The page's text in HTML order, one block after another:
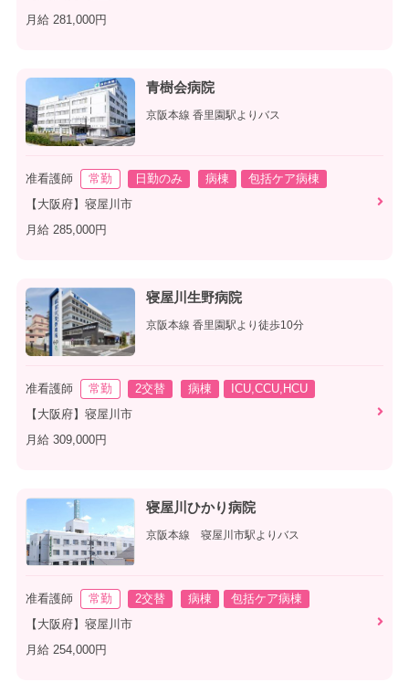
月給 281,000円
青樹会病院
京阪本線 香里園駅よりバス
准看護師 常勤 日勤のみ 病棟
包括ケア病棟
【大阪府】寝屋川市
月給 285,000円
寝屋川生野病院
京阪本線 香里園駅より徒歩10分
准看護師 常勤 2交替 病棟
ICU,CCU,HCU
【大阪府】寝屋川市
月給 309,000円
寝屋川ひかり病院
京阪本線 寝屋川市駅よりバス
准看護師 常勤 2交替 病棟
包括ケア病棟
【大阪府】寝屋川市
月給 254,000円